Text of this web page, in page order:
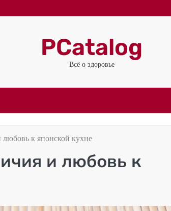
PCatalog
Всё о здоровье
к японской кухне
и любовь к